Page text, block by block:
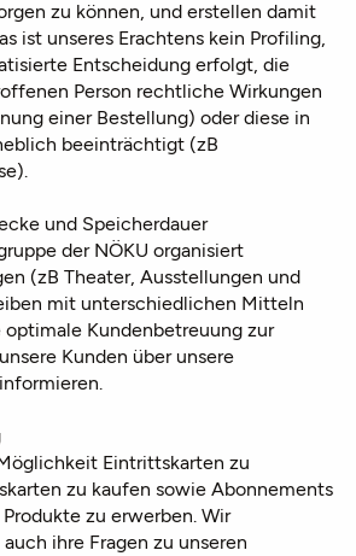
zu können, und erstellen damit
ist unseres Erachtens kein Profiling,
Entscheidung erfolgt, die
Person rechtliche Wirkungen
einer Bestellung) oder diese in
beeinträchtigt (zB
und Speicherdauer
der NÖKU organisiert
(zB Theater, Ausstellungen und
mit unterschiedlichen Mitteln
Kundenbetreuung zur
Kunden über unsere
Eintrittskarten zu
zu kaufen sowie Abonnements
zu erwerben. Wir
ihre Fragen zu unseren